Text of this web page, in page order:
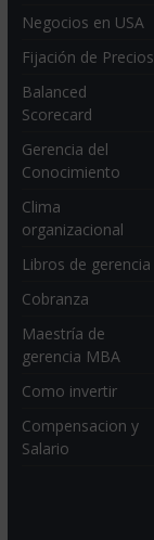
Negocios en USA
Fijación de Precios
Balanced
Scorecard
Gerencia del
Conocimiento
Clima
organizacional
Libros de gerencia
Cobranza
Maestría de
gerencia MBA
Como invertir
Compensacion y
Salario